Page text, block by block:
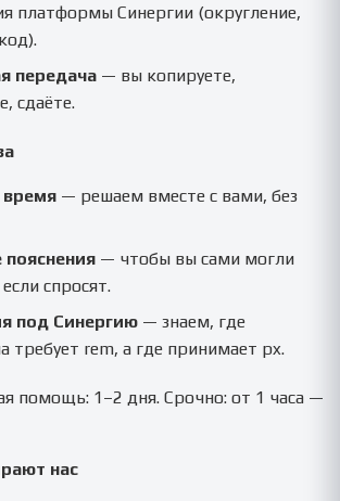
платформы Синергии (округление,
передача — вы копируете,
сдаёте.
время — решаем вместе с вами, без
— чтобы вы сами могли
спросят.
под Синергию — знаем, где
требует rem, а где принимает px.
помощь: 1–2 дня. Срочно: от 1 часа —
нас